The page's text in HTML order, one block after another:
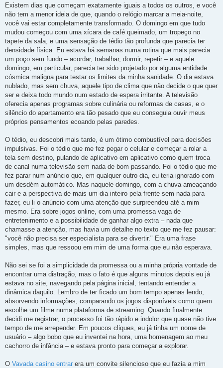
n
a
g
m
Existem dias que começam exatamente iguais a todos os outros, e você
não tem a menor ideia de que, quando o relógio marcar a meia-noite,
você vai estar completamente transformado. O domingo em que tudo
mudou começou com uma xícara de café queimado, um tropeço no
tapete da sala, e uma sensação de tédio tão profunda que parecia ter
densidade física. Eu estava há semanas numa rotina que mais parecia
um poço sem fundo – acordar, trabalhar, dormir, repetir – e aquele
domingo, em particular, parecia ter sido projetado por alguma entidade
cósmica maligna para testar os limites da minha sanidade. O dia estava
nublado, mas sem chuva, aquele tipo de clima que não decide o que quer
ser e deixa todo mundo num estado de espera irritante. A televisão
oferecia apenas programas sobre culinária ou reformas de casas, e o
silêncio do apartamento era tão pesado que eu conseguia ouvir meus
próprios pensamentos ecoando pelas paredes.
O tédio, eu descobri mais tarde, é um ótimo combustível para decisões
impulsivas. Foi o tédio que me fez pegar o celular e começar a rolar a
tela sem destino, pulando de aplicativo em aplicativo como quem troca
de canal numa televisão sem nada de bom passando. Foi o tédio que me
fez parar num anúncio que, em qualquer outro dia, eu teria ignorado com
um desdém automático. Mas naquele domingo, com a chuva ameaçando
cair e a perspectiva de mais um dia inteiro pela frente sem nada para
fazer, eu li o anúncio com uma atenção que surpreendeu até a mim
mesmo. Era sobre jogos online, com uma promessa vaga de
entretenimento e a possibilidade de ganhar algo extra – nada que
chamasse a atenção, mas havia um detalhe no texto que me fez pausar:
"você não precisa ser especialista para se divertir." Era uma frase
simples, mas que ressoou em mim de uma forma que eu não esperava.
Não sei se foi a simplicidade da promessa ou a minha própria vontade de
encontrar uma distração, mas o fato é que alguns minutos depois eu já
estava no site, navegando pela página inicial, tentando entender a
dinâmica daquilo. Lembro de ter ficado um bom tempo apenas lendo,
absorvendo informações, comparando os jogos disponíveis como quem
escolhe um filme numa plataforma de streaming. Quando finalmente
decidi me registrar, o processo foi tão rápido e indolor que quase não tive
tempo de me arrepender. Em poucos cliques, eu já tinha um nome de
usuário – algo bobo que eu inventei na hora, uma homenagem ao meu
cachorro de infância – e estava pronto para começar a explorar.
O Vavada casino entrar era um convite silencioso que eu fazia a mim